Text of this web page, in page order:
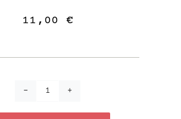
11,00 €
de